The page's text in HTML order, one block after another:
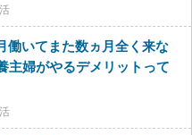
働いてまた数ヵ月全く来な
主婦がやるデメリットって